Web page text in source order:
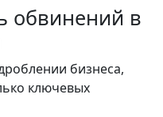
обвинений в
бизнеса,
ключевых